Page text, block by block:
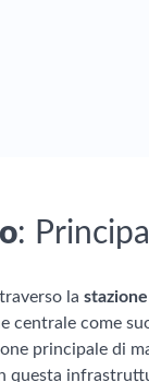
:
la
centrale come
principale di
questa